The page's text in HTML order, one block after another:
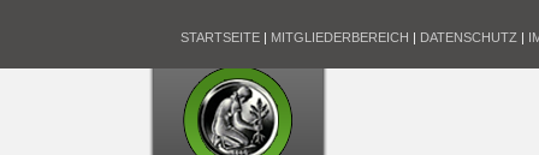
STARTSEITE | MITGLIEDERBEREICH | DATENSCHUTZ |